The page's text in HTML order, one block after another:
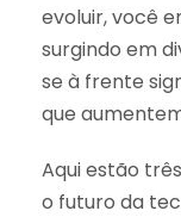
evoluir, você
surgindo em
se à frente
que
Aqui estão
o futuro da